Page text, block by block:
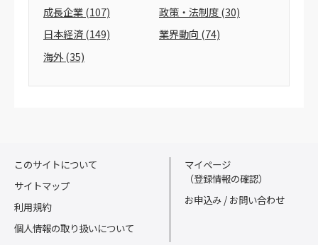
成長企業(107) 政策・法制度(30)
日本経済(149) 業界動向 (74)
海外(35)
このサイトについて
サイトマップ
利用規約
個人情報の取り扱いについて
マイページ
（登録情報の確認）
お申込み / お問い合わせ